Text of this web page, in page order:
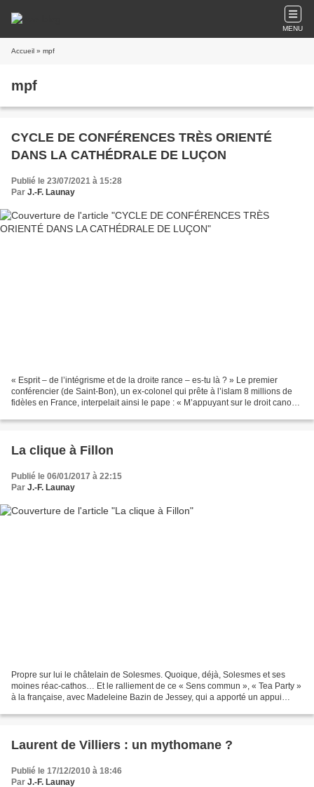
MENU
Accueil » mpf
mpf
CYCLE DE CONFÉRENCES TRÈS ORIENTÉ
DANS LA CATHÉDRALE DE LUÇON
Publié le 23/07/2021 à 15:28
Par J.-F. Launay
« Esprit – de l’intégrisme et de la droite rance – es-tu là ? » Le premier
conférencier (de Saint-Bon), un ex-colonel qui prête à l’islam 8 millions de
fidèles en France, interpelait ainsi le pape : « M’appuyant sur le droit canon,
La clique à Fillon
Publié le 06/01/2017 à 22:15
Par J.-F. Launay
Propre sur lui le châtelain de Solesmes. Quoique, déjà, Solesmes et ses
moines réac-cathos… Et le ralliement de ce « Sens commun », « Tea Party »
à la française, avec Madeleine Bazin de Jessey, qui a apporté un appui
Laurent de Villiers : un mythomane ?
Publié le 17/12/2010 à 18:46
Par J.-F. Launay